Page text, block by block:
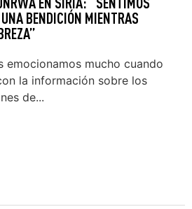
UNA BENDICIÓN MIENTRAS
emocionamos mucho cuando
la información sobre los
de...